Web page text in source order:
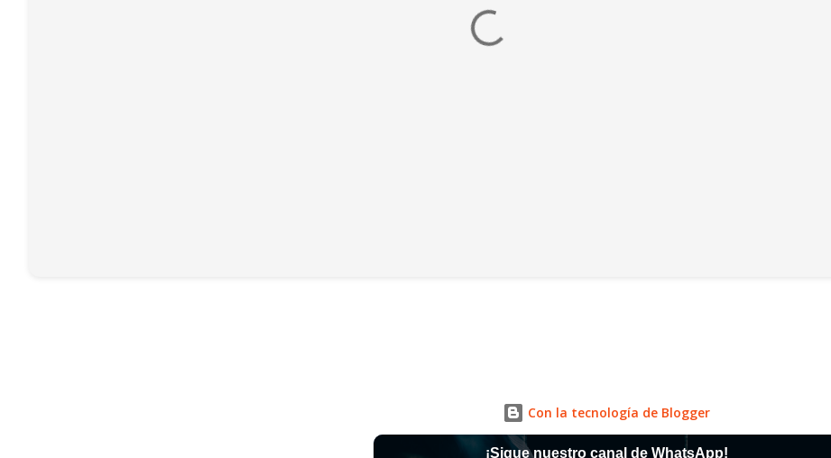
Con la tecnología de Blogger
¡Sigue nuestro canal de WhatsApp!